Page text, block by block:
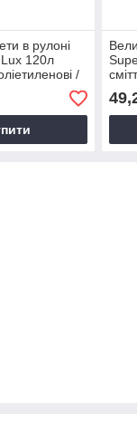
в рулоні
120л
/